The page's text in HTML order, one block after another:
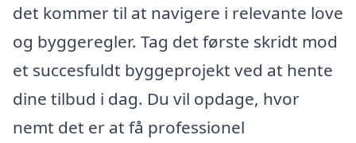
det kommer til at navigere i relevante love
og byggeregler. Tag det første skridt mod
et succesfuldt byggeprojekt ved at hente
dine tilbud i dag. Du vil opdage, hvor
nemt det er at få professionel